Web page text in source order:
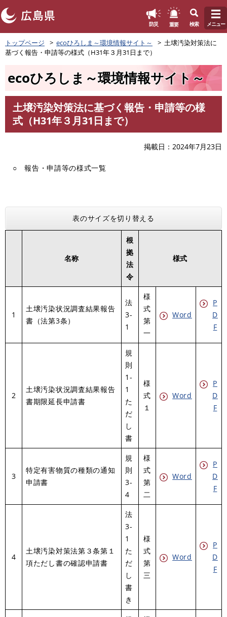
ペ
ー
ジ
防災 重要 検索 メニュー
トップページ ecoひろしま～環境情報サイト～
土壌汚染対策法に
基づく報告・申請等の様式（H31年３月31日まで）
ecoひろしま～環境情報サイト～
土壌汚染対策法に基づく報告・申請等の様
式（H31年３月31日まで）
掲載日 2024年7月23日
○ 報告・申請等の様式一覧
表のサイズを切り替える
名称
根
拠
法
令
様式
1
土壌汚染状況調査結果報告
書（法第3条）
法
3-
1
様
式
第
一
Word
P
D
F
2
土壌汚染状況調査結果報告
書期限延長申請書
規
則
1-
1
た
だ
し
書
様
式
１
Word
P
D
F
3
特定有害物質の種類の通知
申請書
規
則
3-
4
様
式
第
二
Word
P
D
F
4
土壌汚染対策法第３条第１
項ただし書の確認申請書
法
3-
1
た
だ
し
書
き
様
式
第
三
Word
P
D
F